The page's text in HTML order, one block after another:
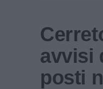
avvisi
posti